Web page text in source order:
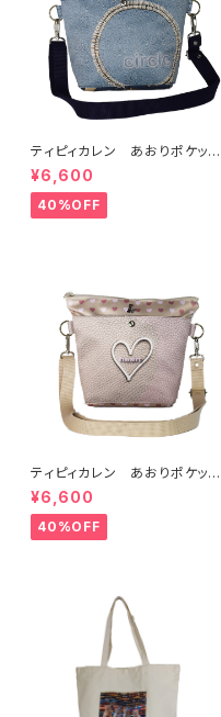
ティピィカレン あおりポケット
サークルショルダーバッグ
¥6,600
40%OFF
ティピィカレン あおりポケット
ハートショルダーバッグ
¥6,600
40%OFF